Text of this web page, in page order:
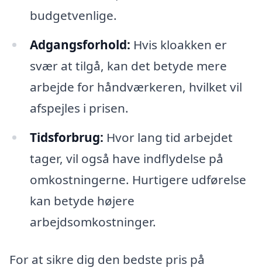
budgetvenlige.
Adgangsforhold: Hvis kloakken er
svær at tilgå, kan det betyde mere
arbejde for håndværkeren, hvilket vil
afspejles i prisen.
Tidsforbrug: Hvor lang tid arbejdet
tager, vil også have indflydelse på
omkostningerne. Hurtigere udførelse
kan betyde højere
arbejdsomkostninger.
For at sikre dig den bedste pris på